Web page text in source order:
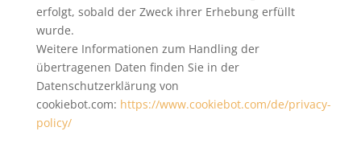
erfolgt, sobald der Zweck ihrer Erhebung erfüllt
wurde.
Weitere Informationen zum Handling der
übertragenen Daten finden Sie in der
Datenschutzerklärung von
cookiebot.com: https://www.cookiebot.com/de/privacy-
policy/